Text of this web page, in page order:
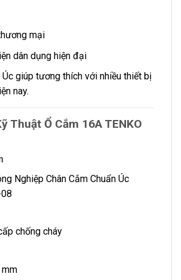
mại
dân dụng hiện đại
Úc giúp tương thích với nhiều thiết bị
nay.
Thuật Ổ Cắm 16A TENKO
Nghiệp Chân Cắm Chuẩn Úc
chống cháy